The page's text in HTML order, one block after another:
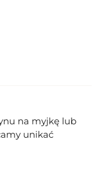
na myjkę lub
unikać